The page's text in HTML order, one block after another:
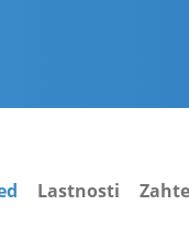
Lastnosti